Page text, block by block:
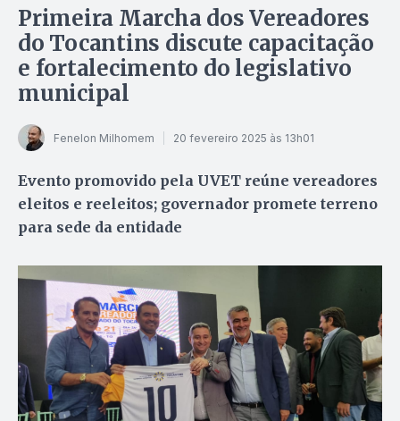
Primeira Marcha dos Vereadores
do Tocantins discute capacitação
e fortalecimento do legislativo
municipal
Fenelon Milhomem 20 fevereiro 2025 às 13h01
Evento promovido pela UVET reúne vereadores
eleitos e reeleitos; governador promete terreno
para sede da entidade